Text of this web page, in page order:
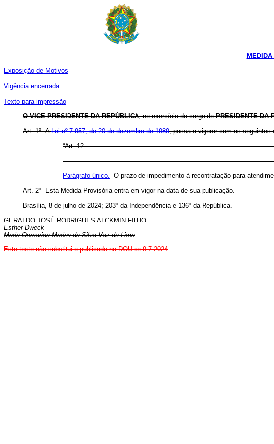
Exposição de Motivos
Vigência encerrada
Texto para impressão
O VICE-PRESIDENTE DA REPÚBLICA, no exercício do cargo dePRESIDENTE DA
Art. 1º ALei nº 7.957, de 20 de dezembro de 1989, passa a vigorar com as seguintes
“Art. 12.
Parágrafo único.O prazo de impedimento à recontratação para
Art. 2º Esta Medida Provisória entra em vigor na data de sua publicação.
Brasília, 8 de julho de 2024; 203º da Independência e 136º da República.
GERALDOJOSÉ RODRIGUES ALCKMIN FILHO
Esther Dweck
Maria Osmarina Marina da Silva Vaz de Lima
Este texto não substitui o publicado no DOU de 9.7.2024